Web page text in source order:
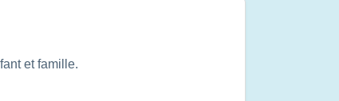
et famille.